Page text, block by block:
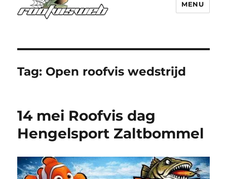
MENU
Tag: Open roofvis wedstrijd
14 mei Roofvis dag
Hengelsport Zaltbommel